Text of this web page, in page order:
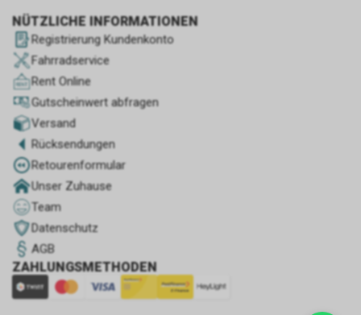
NÜTZLICHE INFORMATIONEN
Registrierung Kundenkonto
Fahrradservice
Rent Online
Gutscheinwert abfragen
Versand
Rücksendungen
Retourenformular
Unser Zuhause
Team
Datenschutz
AGB
ZAHLUNGSMETHODEN